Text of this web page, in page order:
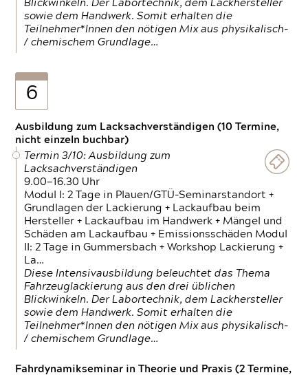
Blickwinkeln. Der Labortechnik, dem Lackhersteller
sowie dem Handwerk. Somit erhalten die
Teilnehmer*Innen den nötigen Mix aus physikalisch-
/ chemischem Grundlage…
6
Ausbildung zum Lacksachverständigen (10 Termine,
nicht einzeln buchbar)
Termin 3/10: Ausbildung zum
Lacksachverständigen
9.00—16.30 Uhr
Modul I: 2 Tage in Plauen/GTÜ-Seminarstandort +
Grundlagen der Lackierung + Lackaufbau beim
Hersteller + Lackaufbau im Handwerk + Mängel und
Schäden am Lackaufbau + Emissionsschäden Modul
II: 2 Tage in Gummersbach + Workshop Lackierung +
La…
Diese Intensivausbildung beleuchtet das Thema
Fahrzeuglackierung aus den drei üblichen
Blickwinkeln. Der Labortechnik, dem Lackhersteller
sowie dem Handwerk. Somit erhalten die
Teilnehmer*Innen den nötigen Mix aus physikalisch-
/ chemischem Grundlage…
Fahrdynamikseminar in Theorie und Praxis (2 Termine,